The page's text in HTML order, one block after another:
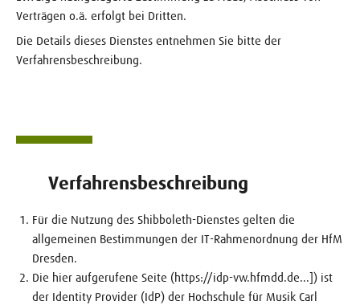
Verträgen o.ä. erfolgt bei Dritten.
Die Details dieses Dienstes entnehmen Sie bitte der
Verfahrensbeschreibung.
Verfahrensbeschreibung
Für die Nutzung des Shibboleth-Dienstes gelten die
allgemeinen Bestimmungen der IT-Rahmenordnung der HfM
Dresden.
Die hier aufgerufene Seite (https://idp-vw.hfmdd.de...]) ist
der Identity Provider (IdP) der Hochschule für Musik Carl